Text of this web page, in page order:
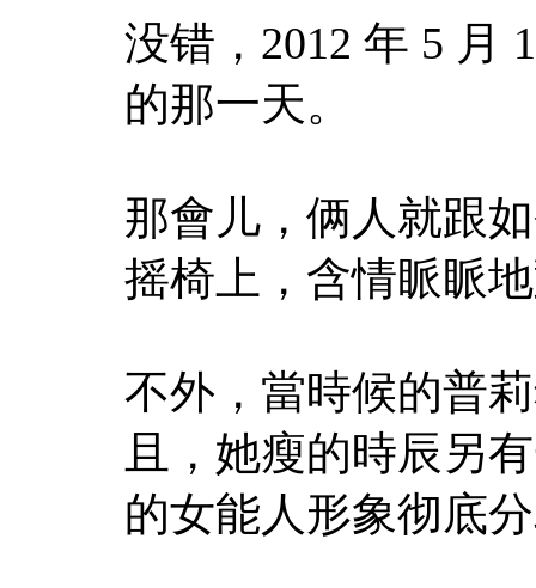
没错，2012 年 5 月
的那一天。
那會儿，俩人就跟
摇椅上，含情眽眽
不外，當時候的普
且，她瘦的時辰另
的女能人形象彻底